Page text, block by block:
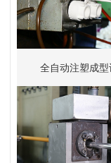
全自动注塑成型